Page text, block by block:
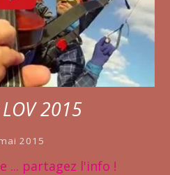
2015
2015
... partagez l'info !